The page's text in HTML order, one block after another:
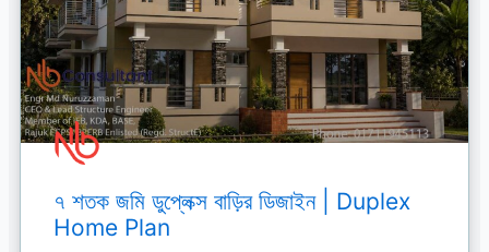
৭ শতক জমি ডুপ্লেক্স বাড়ির ডিজাইন | Duplex
Home Plan